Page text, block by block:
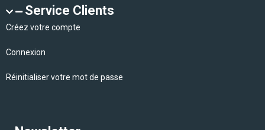
Service Clients
Créez votre compte
Connexion
Réinitialiser votre mot de passe